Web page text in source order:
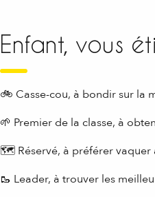
Enfant, vous
🚲 Casse-cou, à bondir sur la
🌱 Premier de la classe, à
🗺 Réservé, à préférer vaquer
🥾 Leader, à trouver les